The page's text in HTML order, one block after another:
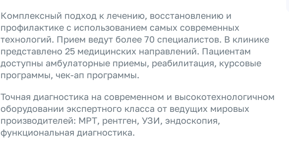
Комплексный подход к лечению, восстановлению и
профилактике с использованием самых современных
технологий. Прием ведут более 70 специалистов. В клинике
представлено 25 медицинских направлений. Пациентам
доступны амбулаторные приемы, реабилитация, курсовые
программы, чек-ап программы.
Точная диагностика на современном и высокотехнологичном
оборудовании экспертного класса от ведущих мировых
производителей: МРТ, рентген, УЗИ, эндоскопия,
функциональная диагностика.